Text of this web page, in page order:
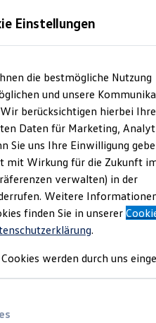
und Gebrauchtwagen
Einstellungen
die bestmögliche Nutzung
und unsere
berücksichtigen hierbei Ihre
Daten für Marketing,
Sie uns Ihre Einwilligung
mit Wirkung für die Zukunft
verwalten) in der
Weitere
finden Sie in unserer
.
werden durch uns